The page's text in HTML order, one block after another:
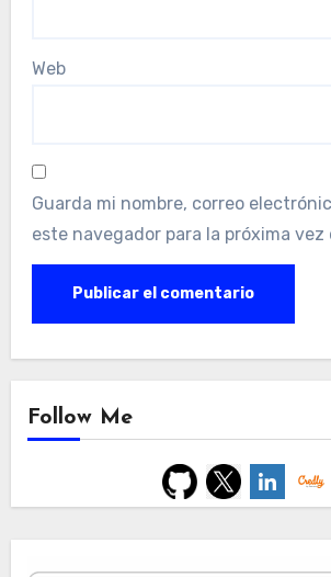
Web
Guarda mi nombre, correo
este navegador para la próxima
Follow Me